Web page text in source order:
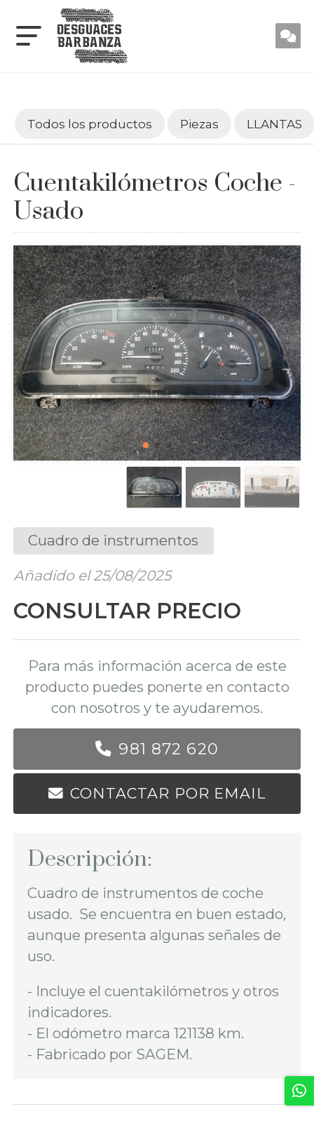
Todos los productos Piezas LLANTAS
Cuentakilómetros Coche -
Usado
Cuadro de instrumentos
Añadido el 25/08/2025
CONSULTAR PRECIO
Para más información acerca de este
producto puedes ponerte en contacto
con nosotros y te ayudaremos.
981 872 620
CONTACTAR POR EMAIL
Descripción:
Cuadro de instrumentos de coche
usado. Se encuentra en buen estado,
aunque presenta algunas señales de
uso.
- Incluye el cuentakilómetros y otros
indicadores.
- El odómetro marca 121138 km.
- Fabricado por SAGEM.